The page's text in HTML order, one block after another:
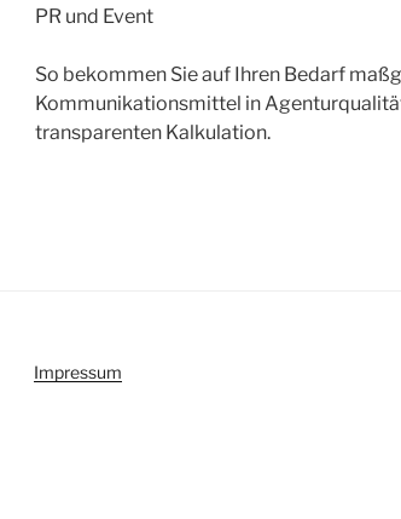
PR und Event
So bekommen Sie auf Ihren Bedarf
Kommunikationsmittel in
transparenten Kalkulation.
Impressum